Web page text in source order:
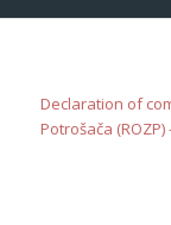
Declaration of
Potrošača (ROZP)